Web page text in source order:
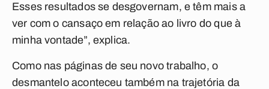
Esses resultados se desgovernam, e têm mais a
ver com o cansaço em relação ao livro do que à
minha vontade”, explica.
Como nas páginas de seu novo trabalho, o
desmantelo aconteceu também na trajetória da